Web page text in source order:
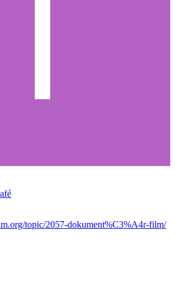
topic/2057-dokument%C3%A4r-film/